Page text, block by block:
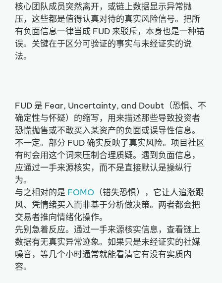
核心团队成员突然离开，或链上数据显示异常抛
压，这些都是值得认真对待的真实风险信号。把所
有负面信息一律当成 FUD 来驳斥，本身也是一种错
误。关键在于区分可验证的事实与未经证实的说
法。
FUD 是 Fear, Uncertainty, and Doubt（恐惧、不
确定性与怀疑）的缩写，用来描述那些导致投资者
恐慌抛售或不敢买入某资产的负面或误导性信息。
不一定。部分 FUD 确实反映了真实风险。项目社区
有时会用这个词来压制合理质疑。遇到负面信息，
应通过一手来源核实，而不是直接默认是操纵行
为。
与之相对的是 FOMO （错失恐惧），它让人追涨跟
风、凭情绪买入而非基于分析做决策。两者都会把
交易者推向情绪化操作。
先别急着反应。通过一手来源核实信息，查看链上
数据有无真实异常迹象。如果只是未经证实的社媒
噪音，等几个小时通常就能看清它有没有实质内
容。